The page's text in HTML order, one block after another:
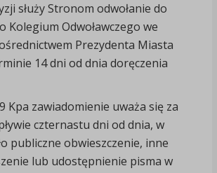
służy Stronom odwołanie do
Kolegium Odwoławczego we
Prezydenta Miasta
14 dni od dnia doręczenia
Kpa zawiadomienie uważa się za
czternastu dni od dnia, w
publiczne obwieszczenie, inne
lub udostępnienie pisma w